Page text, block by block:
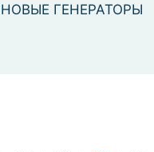
ГЕНЕРАТОРЫ